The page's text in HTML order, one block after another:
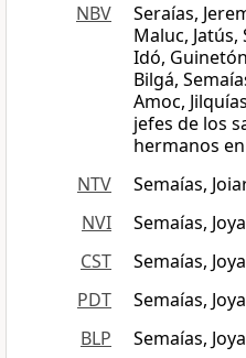
NBV
Seraías,
Maluc,
Idó,
Bilgá,
Amoc,
jefes de los
hermanos
NTV
Semaías,
NVI
Semaías,
CST
Semaías,
PDT
Semaías,
BLP
Semaías,